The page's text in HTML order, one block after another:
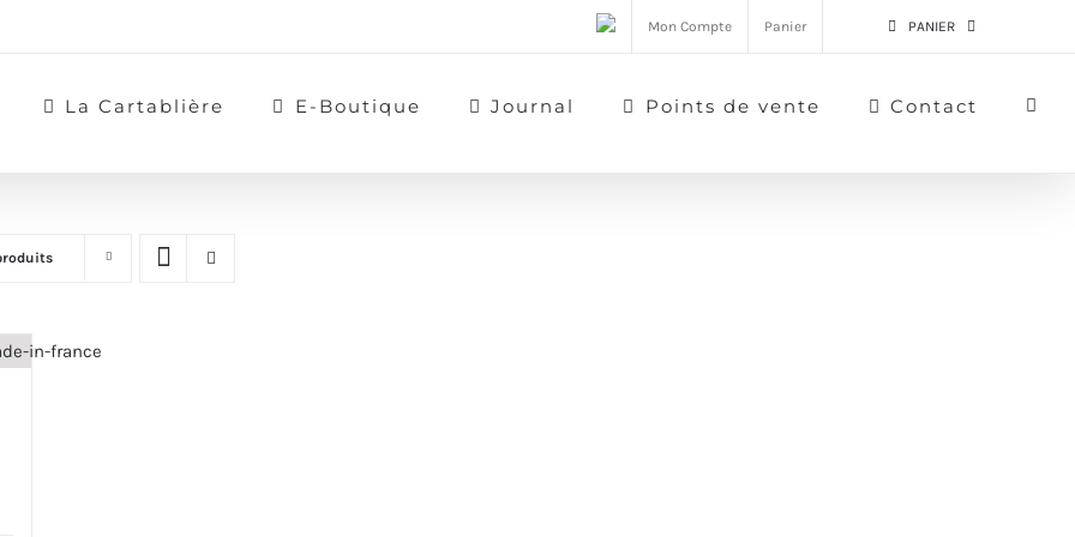
Mon Compte Panier PANIER
La Cartablière E-Boutique Journal Points de vente Contact